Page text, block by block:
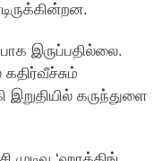
இருப்பதில்லை.
கதிர்வீச்சும்
கருந்துளை